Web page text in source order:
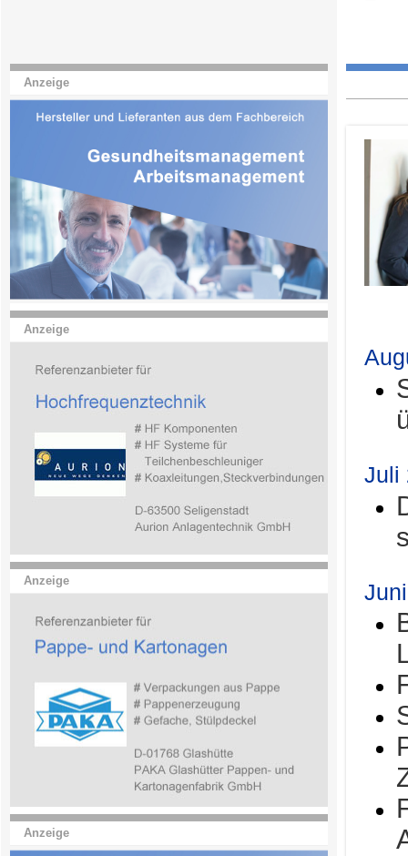
Anzeige
Anzeige
Anzeige
Anzeige
Juli